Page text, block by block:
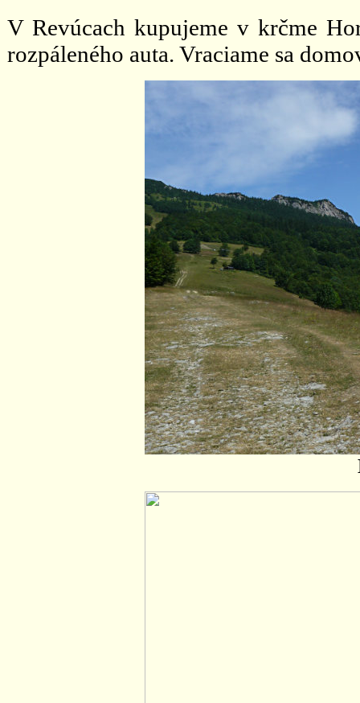
V Revúcach kupujeme v krčme
rozpáleného auta. Vraciame sa